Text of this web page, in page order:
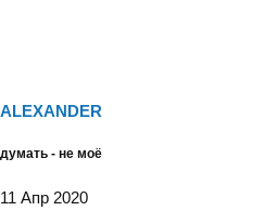
ALEXANDER
думать - не моё
11 Апр 2020